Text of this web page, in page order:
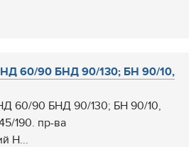
60/90 БНД 90/130; БН 90/10,
60/90 БНД 90/130; БН 90/10,
190. пр-ва
Н...